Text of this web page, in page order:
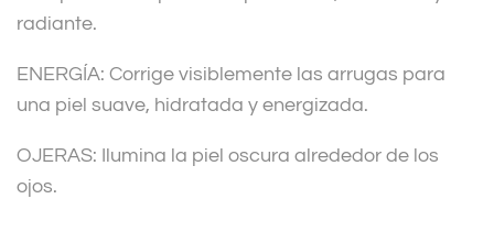
radiante.
ENERGÍA: Corrige visiblemente las arrugas para
una piel suave, hidratada y energizada.
OJERAS: Ilumina la piel oscura alrededor de los
ojos.